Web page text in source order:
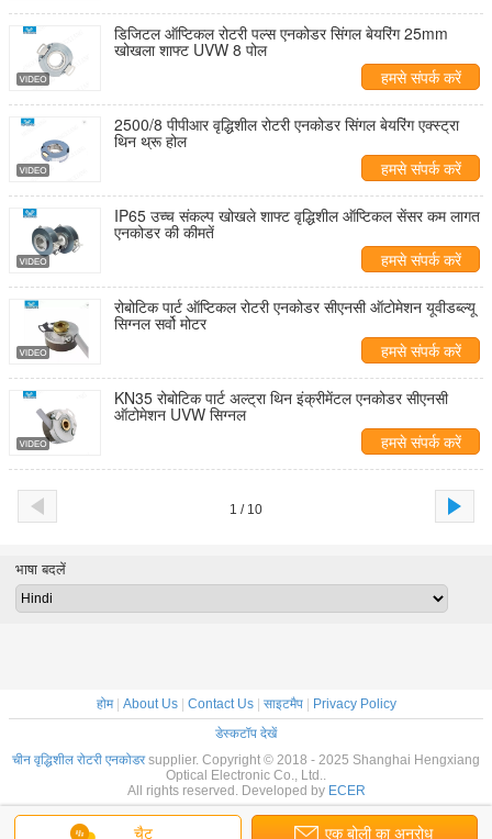
डिजिटल ऑप्टिकल रोटरी पल्स एनकोडर सिंगल बेयरिंग 25mm
खोखला शाफ्ट UVW 8 पोल
हमसे संपर्क करें
2500/8 पीपीआर वृद्धिशील रोटरी एनकोडर सिंगल बेयरिंग एक्स्ट्रा
थिन थ्रू होल
हमसे संपर्क करें
IP65 उच्च संकल्प खोखले शाफ्ट वृद्धिशील ऑप्टिकल सेंसर कम लागत
एनकोडर की कीमतें
हमसे संपर्क करें
रोबोटिक पार्ट ऑप्टिकल रोटरी एनकोडर सीएनसी ऑटोमेशन यूवीडब्ल्यू
सिग्नल सर्वो मोटर
हमसे संपर्क करें
KN35 रोबोटिक पार्ट अल्ट्रा थिन इंक्रीमेंटल एनकोडर सीएनसी
ऑटोमेशन UVW सिग्नल
हमसे संपर्क करें
1 / 10
चैट एक बोली का अनुरोध
भाषा बदलें
होम| About Us| Contact Us| साइटमैप|
Privacy Policy
डेस्कटॉप देखें
चीन वृद्धिशील रोटरी एनकोडरsupplier. Copyright © 2018 - 2025 Shanghai Hengxiang
Optical Electronic Co., Ltd..
All rights reserved. Developed by ECER